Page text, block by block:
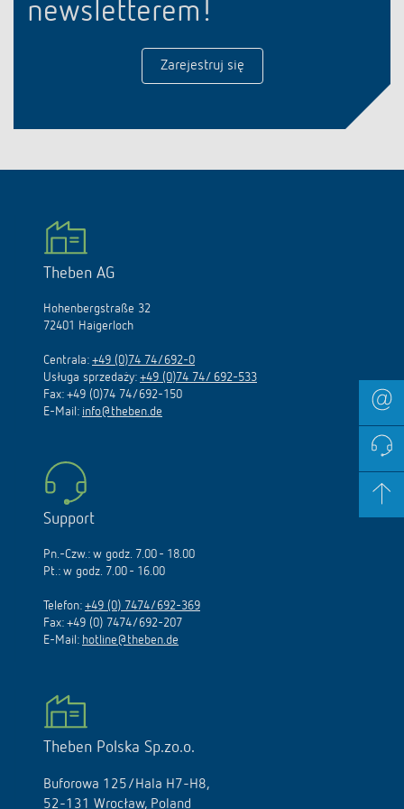
newsletterem!
Zarejestruj się
Theben AG
Hohenbergstraße 32
72401 Haigerloch
Centrala: +49 (0)74 74/692-0
Usługa sprzedaży: +49 (0)74 74/ 692-533
Fax: +49 (0)74 74/692-150
E-Mail: info@theben.de
Support
Pn.-Czw.: w godz. 7.00 - 18.00
Pt.: w godz. 7.00 - 16.00
Telefon: +49 (0) 7474/692-369
Fax: +49 (0) 7474/692-207
E-Mail: hotline@theben.de
Theben Polska Sp.zo.o.
Buforowa 125/Hala H7-H8,
52-131 Wrocław, Poland